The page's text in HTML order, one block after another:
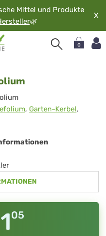
Mittel und Produkte
🌿
X
0
, Garten-Kerbel,
05